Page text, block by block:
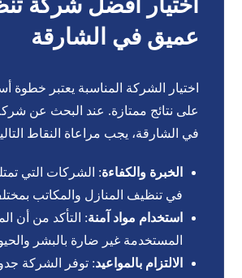
اختيار أفضل شركة
عميق في الشارقة
اختيار الشركة المناسبة يعتبر خطوة
على نتائج ممتازة. عند البحث عن
في الشارقة، يجب مراعاة النقاط
الخبرة والكفاءة: الشركات التي
في تنظيف المنازل والمكاتب
استخدام مواد آمنة: التأكد من أن
المستخدمة غير ضارة بالبشر
الالتزام بالمواعيد: توفر الشركة